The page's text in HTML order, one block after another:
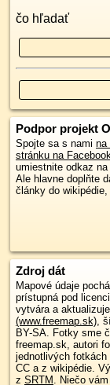
čo hľadať
Podpor projekt
Spojte sa s nami na
stránku na
umiestnite odkaz
Ale hlavne doplňte
články do wikipédie,
Zdroj dát
Mapové údaje
prístupná pod
vytvára a aktualizuje
(www.freemap.sk) ,
BY-SA. Fotky sme
freemap.sk, autori
jednotlivých
CC a z wikipédie.
z SRTM . Niečo